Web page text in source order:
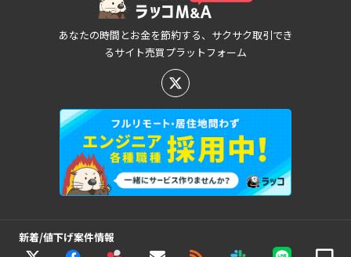
あなたの時間とお金を節約する、サクサク取引でき
るサイト売買プラットフォーム
新着/値下げ案件情報